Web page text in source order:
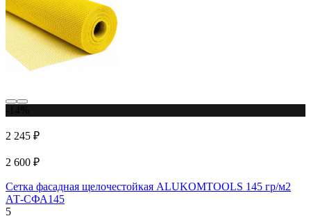
2 245 ₽
2 600 ₽
Сетка фасадная щелочестойкая ALUKOMTOOLS 145 гр/м2
АТ-СФА145
5